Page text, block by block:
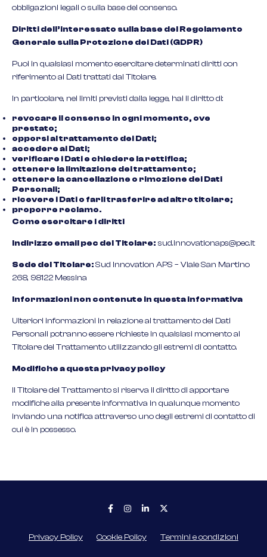
obbligazioni legali o sulla base del consenso.
Diritti dell’interessato sulla base del Regolamento
Generale sulla Protezione dei Dati (GDPR)
Puoi in qualsiasi momento esercitare determinati diritti con
riferimento ai Dati trattati dal Titolare.
In particolare, nei limiti previsti dalla legge, hai il diritto di:
revocare il consenso in ogni momento, ove
prestato;
opporsi al trattamento dei Dati;
accedere ai Dati;
verificare i Dati e chiedere la rettifica;
ottenere la limitazione del trattamento;
ottenere la cancellazione o rimozione dei Dati
Personali;
ricevere i Dati o farli trasferire ad altro titolare;
proporre reclamo.
Come esercitare i diritti
Indirizzo email pec del Titolare: sud.innovationaps@pec.it
Sede del Titolare:Sud Innovation APS – Viale San Martino
268, 98122 Messina
Informazioni non contenute in questa informativa
Ulteriori informazioni in relazione al trattamento dei Dati
Personali potranno essere richieste in qualsiasi momento al
Titolare del Trattamento utilizzando gli estremi di contatto.
Modifiche a questa privacy policy
Il Titolare del Trattamento si riserva il diritto di apportare
modifiche alla presente informativa in qualunque momento
inviando una notifica attraverso uno degli estremi di contatto di
cui è in possesso.
Privacy Policy Cookie Policy Termini e condizioni